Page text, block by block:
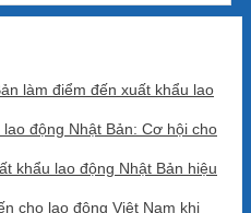
làm điểm đến xuất khẩu lao
động Nhật Bản: Cơ hội cho
khẩu lao động Nhật Bản hiệu
cho lao động Việt Nam khi